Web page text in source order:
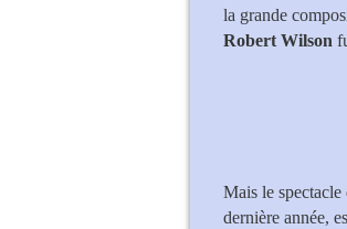
la grande
Robert Wilson
Mais le spectacle
dernière année,